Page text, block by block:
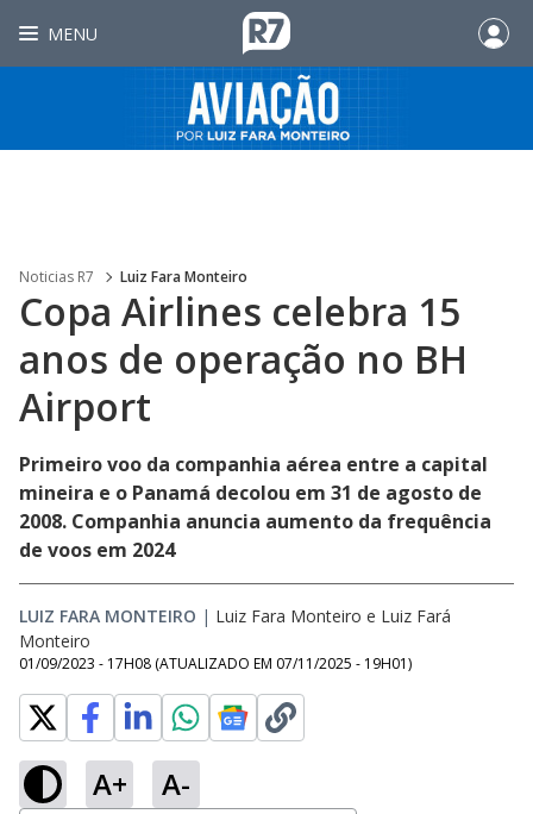
MENU
Noticias R7 Luiz Fara Monteiro
Copa Airlines celebra 15
anos de operação no BH
Airport
Primeiro voo da companhia aérea entre a capital
mineira e o Panamá decolou em 31 de agosto de
2008. Companhia anuncia aumento da frequência
de voos em 2024
LUIZ FARA MONTEIRO | Luiz Fara Monteiro e Luiz Fará
Monteiro
01/09/2023 - 17H08 (ATUALIZADO EM 07/11/2025 - 19H01)
A+ A-